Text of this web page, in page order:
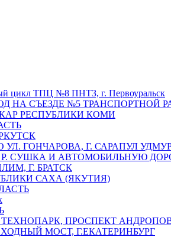
цикл ТПЦ №8 ПНТЗ, г. Первоуральск
НА СЪЕЗДЕ №5 ТРАНСПОРТНОЙ
РЕСПУБЛИКИ КОМИ
ГОНЧАРОВА, Г. САРАПУЛ
СУШКА И АВТОМОБИЛЬНУЮ
Г. БРАТСК
САХА (ЯКУТИЯ)
ПРОСПЕКТ
МОСТ, Г.ЕКАТЕРИНБУРГ